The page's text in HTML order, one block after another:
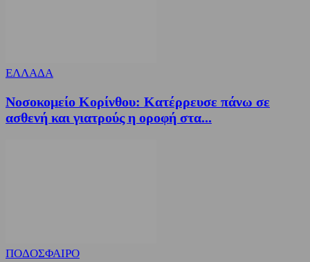
ΕΛΛΑΔΑ
Νοσοκομείο Κορίνθου: Κατέρρευσε πάνω σε
ασθενή και γιατρούς η οροφή στα...
ΠΟΔΟΣΦΑΙΡΟ